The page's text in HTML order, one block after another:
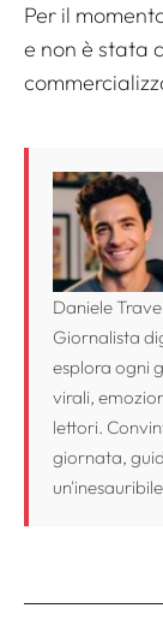
Per il
e non è stata
Daniele
Giornalista
esplora ogni
virali,
lettori.
giornata,